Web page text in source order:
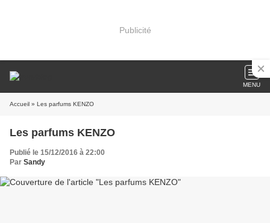
Publicité
MENU
Accueil » Les parfums KENZO
Les parfums KENZO
Publié le 15/12/2016 à 22:00
Par Sandy